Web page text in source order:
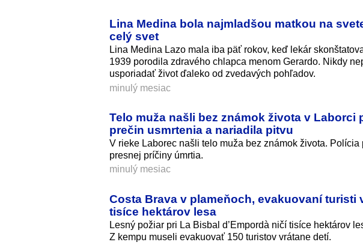
Lina Medina bola najmladšou matkou na
celý svet
Lina Medina Lazo mala iba päť rokov, keď lekár
1939 porodila zdravého chlapca menom Gerardo. Nikdy
usporiadať život ďaleko od zvedavých pohľadov.
minulý mesiac
Telo muža našli bez známok života v
prečin usmrtenia a nariadila pitvu
V rieke Laborec našli telo muža bez známok života.
presnej príčiny úmrtia.
minulý mesiac
Costa Brava v plameňoch, evakuovaní turisti
tisíce hektárov lesa
Lesný požiar pri La Bisbal d’Empordà ničí tisíce hektárov
Z kempu museli evakuovať 150 turistov vrátane detí.